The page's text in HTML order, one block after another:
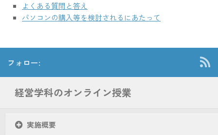
よくある質問と答え
パソコンの購入等を検討されるにあたって
フォロー:
経営学科のオンライン授業
実施概要